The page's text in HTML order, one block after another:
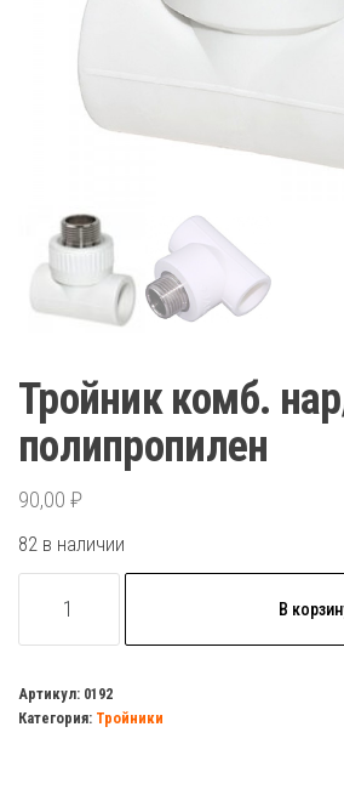
Тройник комб.
полипропилен
90,00 ₽
82 в наличии
товара
комб.
нар/
В
Артикул: 0192
Категория: Тройники